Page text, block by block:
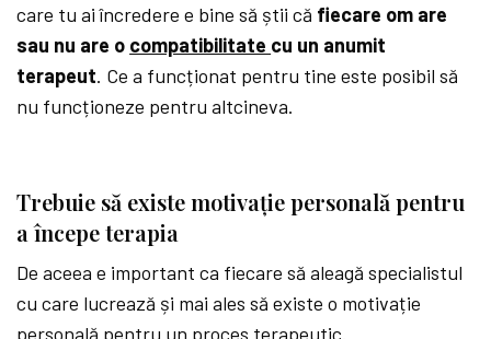
care tu ai încredere e bine să știi că fiecare om are
sau nu are o compatibilitate cu un anumit
terapeut. Ce a funcționat pentru tine este posibil să
nu funcționeze pentru altcineva.
Trebuie să existe motivație personală pentru
a începe terapia
De aceea e important ca fiecare să aleagă specialistul
cu care lucrează și mai ales să existe o motivație
personală pentru un proces terapeutic.